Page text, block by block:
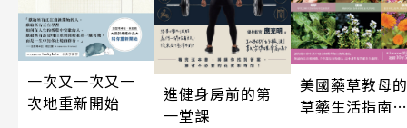
一次又一次又一
次地重新開始
進健身房前的第
一堂課
美國藥草教母的
草藥生活指南